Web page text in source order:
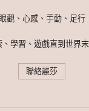
眼觀、心感、手動、足行
、學習、遊戲直到世界
聯絡麗莎